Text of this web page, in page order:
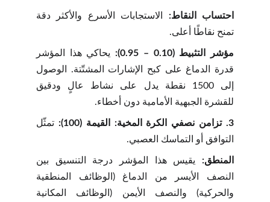
احتساب النقاط: الاستجابات الأسرع والأكثر دقة
تمنح نقاطًا أعلى.
مؤشر التثبيط (0.10 – 0.95):
يحاكي هذا المؤشر
قدرة الدماغ على كبح الإشارات المشتّتة. الوصول
إلى 1500 نقطة يدل على نشاط عالٍ ودقيق
للقشرة الجبهية الأمامية دون أخطاء.
3. تزامن نصفي الكرة المخية: القيمة (100):
تمثّل
التوافق أو التماسك العصبي.
المنطق: يقيس هذا المؤشر درجة التنسيق بين
النصف الأيسر من الدماغ (الوظائف المنطقية
والحركية) والنصف الأيمن (الوظائف المكانية